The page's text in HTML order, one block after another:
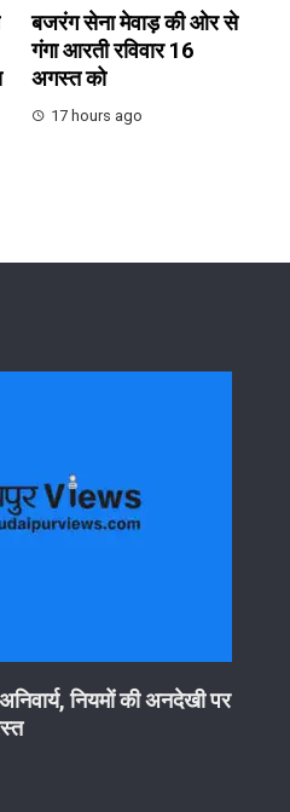
बजरंग सेना मेवाड़ की ओर से
गंगा आरती रविवार 16
अगस्त को
17 hours ago
नियमों की अनदेखी पर